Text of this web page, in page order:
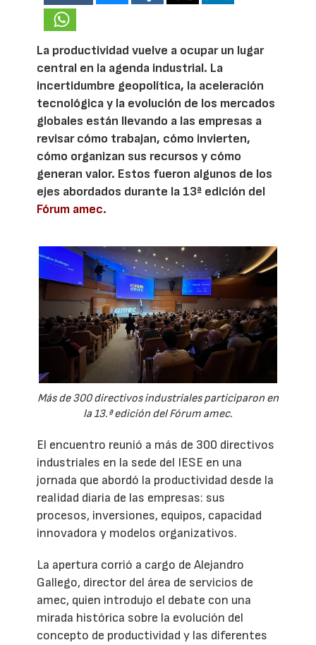
La productividad vuelve a ocupar un lugar
central en la agenda industrial. La
incertidumbre geopolítica, la aceleración
tecnológica y la evolución de los mercados
globales están llevando a las empresas a
revisar cómo trabajan, cómo invierten,
cómo organizan sus recursos y cómo
generan valor. Estos fueron algunos de los
ejes abordados durante la 13ª edición del
Fórum amec.
Más de 300 directivos industriales participaron en
la 13.ª edición del Fórum amec.
El encuentro reunió a más de 300 directivos
industriales en la sede del IESE en una
jornada que abordó la productividad desde la
realidad diaria de las empresas: sus
procesos, inversiones, equipos, capacidad
innovadora y modelos organizativos.
La apertura corrió a cargo de Alejandro
Gallego, director del área de servicios de
amec, quien introdujo el debate con una
mirada histórica sobre la evolución del
concepto de productividad y las diferentes